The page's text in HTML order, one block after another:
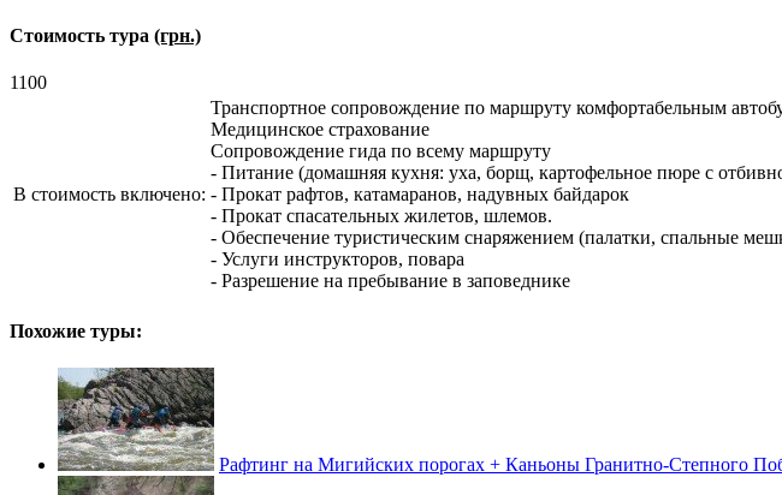
Стоимость тура (грн.)
1100
В стоимость включено:
Транспортное сопровождение по маршруту комфортабельным
Медицинское страхование
Сопровождение гида по всему маршруту
- Питание (домашняя кухня: уха, борщ, картофельное пюре с
- Прокат рафтов, катамаранов, надувных байдарок
- Прокат спасательных жилетов, шлемов.
- Обеспечение туристическим снаряжением (палатки, спальные
- Услуги инструкторов, повара
- Разрешение на пребывание в заповеднике
Похожие туры:
Рафтинг на Мигийских порогах + Каньоны Гранитно-Степного